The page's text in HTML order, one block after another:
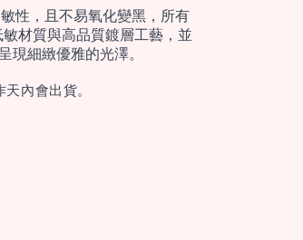
性，且不易氧化變黑，所有
材質與高品質鍍層工藝，並
現細緻優雅的光澤。
內會出貨。